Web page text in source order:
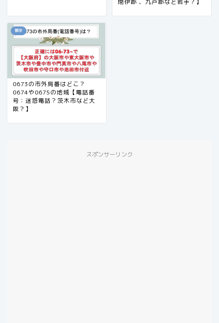
雑学
0673の市外局番はどこ？
0674や0675の地域【電話番
号：迷惑電話？茨木市など大
阪？】
スポンサーリンク